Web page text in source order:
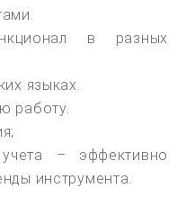
в разных
языках.
работу.
– эффективно
инструмента.